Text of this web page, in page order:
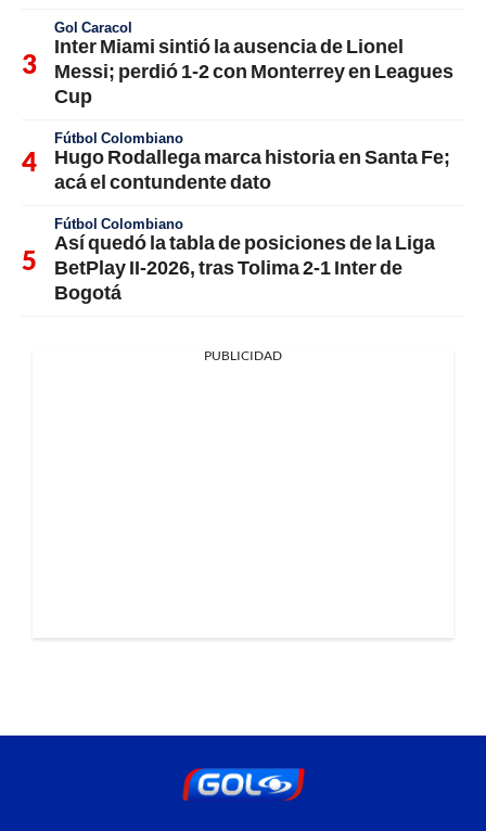
Gol Caracol
Inter Miami sintió la ausencia de Lionel
Messi; perdió 1-2 con Monterrey en Leagues
Cup
Fútbol Colombiano
Hugo Rodallega marca historia en Santa Fe;
acá el contundente dato
Fútbol Colombiano
Así quedó la tabla de posiciones de la Liga
BetPlay II-2026, tras Tolima 2-1 Inter de
Bogotá
PUBLICIDAD